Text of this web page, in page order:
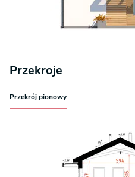
Przekroje
Przekrój pionowy